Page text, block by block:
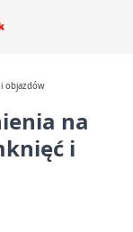
objazdów
na
i